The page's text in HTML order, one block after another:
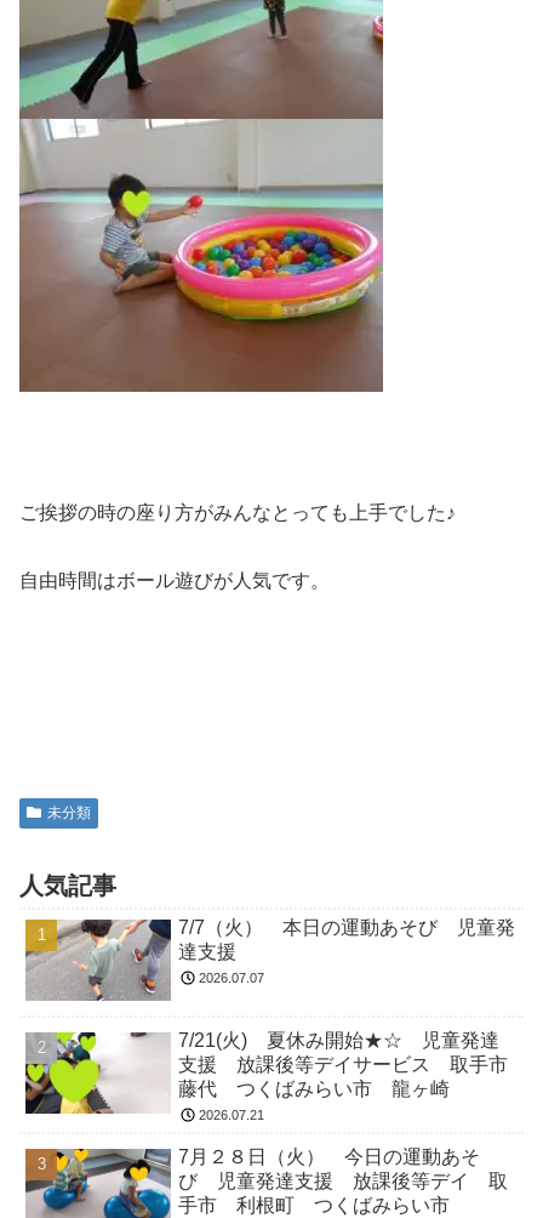
ご挨拶の時の座り方がみんなとっても上手でした♪
自由時間はボール遊びが人気です。
未分類
人気記事
7/7（火） 本日の運動あそび 児童発
達支援
2026.07.07
7/21(火) 夏休み開始★☆ 児童発達
支援 放課後等デイサービス 取手市
藤代 つくばみらい市 龍ヶ崎
2026.07.21
7月２８日（火） 今日の運動あそ
び 児童発達支援 放課後等デイ 取
手市 利根町 つくばみらい市